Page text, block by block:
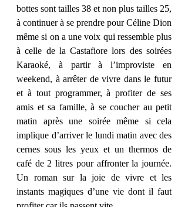
bottes sont tailles 38 et non plus tailles 25,
à continuer à se prendre pour Céline Dion
même si on a une voix qui ressemble plus
à celle de la Castafiore lors des soirées
Karaoké, à partir à l’improviste en
weekend, à arrêter de vivre dans le futur
et à tout programmer, à profiter de ses
amis et sa famille, à se coucher au petit
matin après une soirée même si cela
implique d’arriver le lundi matin avec des
cernes sous les yeux et un thermos de
café de 2 litres pour affronter la journée.
Un roman sur la joie de vivre et les
instants magiques d’une vie dont il faut